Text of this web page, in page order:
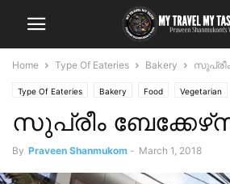
Home Type Of Eateries Bakery
Type Of Eateries Bakery Food Vegetarian
സുപ്രീം
By Praveen Shanmukom - March 1, 2018